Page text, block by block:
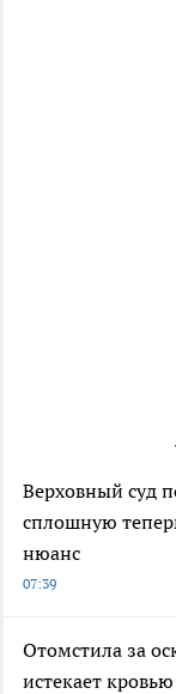
Верховный суд
сплошную
нюанс
07:39
Отомстила за
истекает